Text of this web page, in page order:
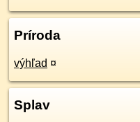
Príroda
výhľad ¤
Splav